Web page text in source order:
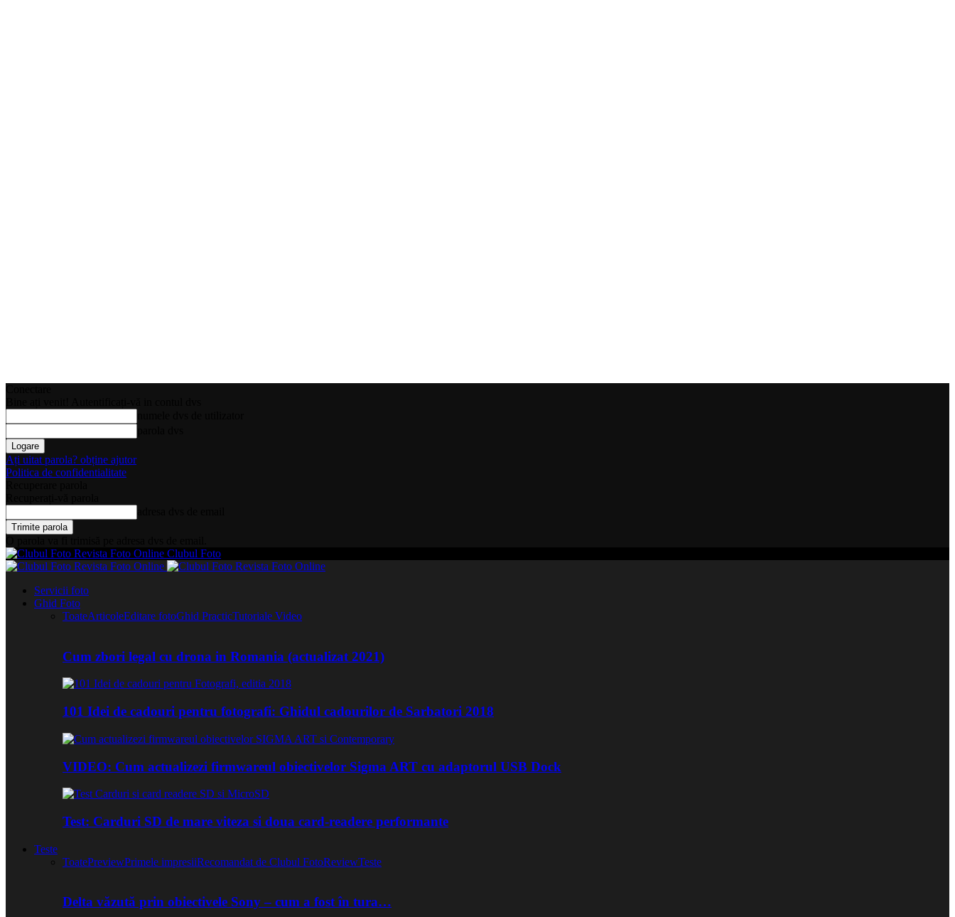
Ați uitat parola? obține ajutor
Politica de confidentialitate
Clubul Foto
Servicii foto
Ghid Foto
ToateArticoleEditare fotoGhid PracticTutoriale Video
Cum zbori legal cu drona in Romania (actualizat 2021)
101 Idei de cadouri pentru fotografi: Ghidul cadourilor de Sarbatori 2018
VIDEO: Cum actualizezi firmwareul obiectivelor Sigma ART cu adaptorul USB Dock
Test: Carduri SD de mare viteza si doua card-readere performante
Teste
ToatePreviewPrimele impresiiRecomandat de Clubul FotoReviewTeste
Delta văzută prin obiectivele Sony – cum a fost în tura…